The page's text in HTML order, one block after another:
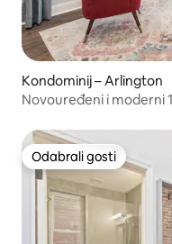
Kondominij – Arlington
Novouređeni i moderni
Odabrali gosti
Odabrali gosti